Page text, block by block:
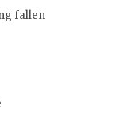
fallen